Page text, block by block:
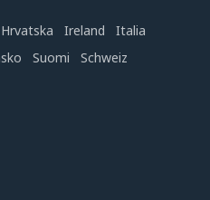
Hrvatska Ireland
Italia
Suomi
Schweiz